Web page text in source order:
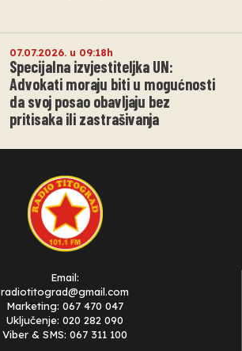
07.07.2026. u 09:18h
Specijalna izvjestiteljka UN:
Advokati moraju biti u mogućnosti
da svoj posao obavljaju bez
pritisaka ili zastrašivanja
Email:
radiotitograd@gmail.com
Marketing: 067 470 047
Uključenje: 020 282 090
Viber & SMS: 067 311 100